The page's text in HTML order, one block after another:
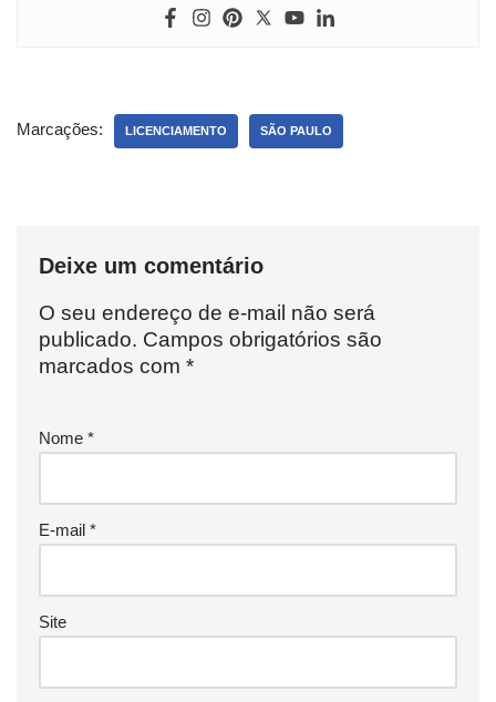
Marcações: LICENCIAMENTO SÃO PAULO
Deixe um comentário
O seu endereço de e-mail não será
publicado. Campos obrigatórios são
marcados com *
Nome *
E-mail *
Site